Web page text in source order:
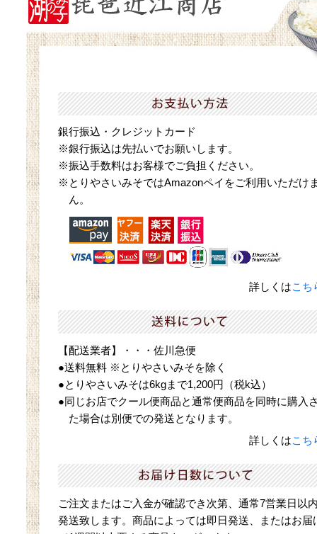
銀行振込・クレジットカード
※銀行振込は先払いでお願いします。
※振込手数料はお客様でご負担ください。
※とりやさいみそではAmazonペイをご利用いただけ
ん。
詳しくはこち
【配送業者】・・・佐川急便
●送料無料 ※とりやさいみそを除く
●とりやさいみそは6kgまで1,200円（税k込）
●同じお店でクール便商品と通常便商品を同時に購入
た場合は別便での発送となります。
詳しくはこち
ご注文またはご入金が確認でき次第、通常7営業日以
発送致します。商品によっては即日発送、またはお届